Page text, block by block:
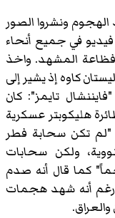
الهجوم ونشروا الصور
في جميع أنحاء
فظاعة المشهد. واخذ
كاوه إذ يشير إلى
تايمز": كان
هليكوبتر عسكرية
ميج-23 العراقية "لم تكن سحابة فطر
ولكن سحابات
كما قال أنه صدم
رغم أنه شهد هجمات